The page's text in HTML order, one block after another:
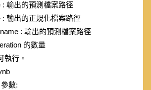
: 輸出的預測檔案路徑
: 輸出的正規化檔案路徑
: 輸出的預測檔案路徑
的數量
執行。
數: